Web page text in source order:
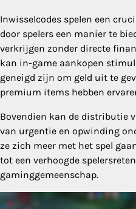
Inwisselcodes spelen een
door spelers een manier te
verkrijgen zonder directe
kan in-game aankopen
geneigd zijn om geld uit te
premium items hebben
Bovendien kan de distributie
van urgentie en opwinding
ze zich meer met het spel
tot een verhoogde
gaminggemeenschap.